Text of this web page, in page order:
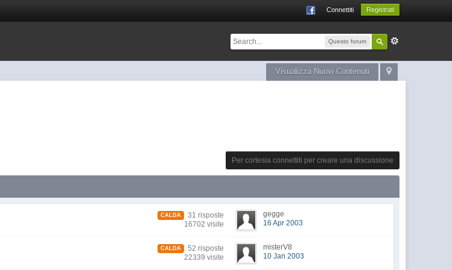
Connettiti Registrati
Questo forum
Visualizza Nuovi Contenuti
Per cortesia connettiti per creare una discussione
CALDA
31 risposte
16702 visite
gegge
16 Apr 2003
CALDA
52 risposte
22339 visite
misterV8
10 Jan 2003